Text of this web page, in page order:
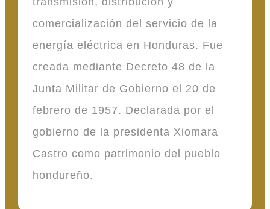
comercialización del servicio de la
energía eléctrica en Honduras. Fue
creada mediante Decreto 48 de la
Junta Militar de Gobierno el 20 de
febrero de 1957. Declarada por el
gobierno de la presidenta Xiomara
Castro como patrimonio del pueblo
hondureño.